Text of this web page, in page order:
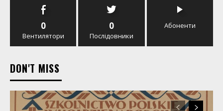
0
Вентилятори
0
Послідовники
Абоненти
DON'T MISS